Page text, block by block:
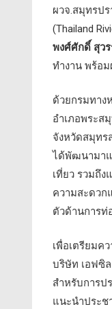
ผวจ.สมุทรป
(Thailand
พงศ์ศักดิ์ สุว
ทำงาน พร้อ
ด้วยกรมทาง
อำเภอพระส
จังหวัดสมุทร
ได้พัฒนามาแ
เที่ยว รวมถึ
ความสะดวก
ตัวด้านการท่
เพื่อเตรียมค
บริษัท เอฟซิ
สำหรับการป
แนะนำประช